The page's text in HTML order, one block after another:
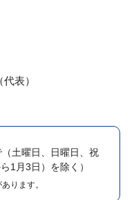
表）
（土曜日、日曜日、祝
1月3日）を除く）
ります。